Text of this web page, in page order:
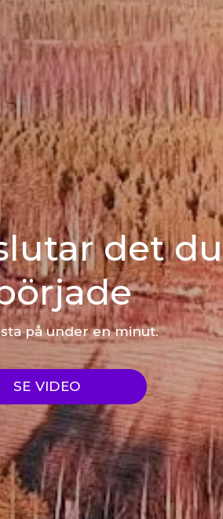
det du
på under en minut.
SE VIDEO